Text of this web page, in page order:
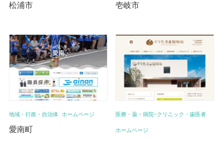
松浦市 壱岐市
地域・行政・自治体 ホームページ
愛南町
医療・薬・病院･クリニック・歯医者
ホームページ